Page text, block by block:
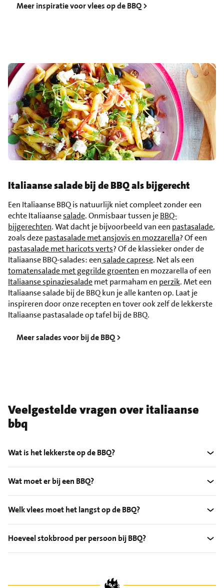
Meer inspiratie voor vlees op de BBQ >
Italiaanse salade bij de BBQ als bijgerecht
Een Italiaanse BBQ is natuurlijk niet compleet zonder een
echte Italiaansesalade. Onmisbaar tussen jeBBQ-
bijgerechten. Wat dacht je bijvoorbeeld van een pastasalade,
zoals dezepastasalade met ansjovis en mozzarella? Of een
pastasalade met haricots verts? Of de klassieker onder de
Italiaanse BBQ-salades: eensalade caprese. Net als een
tomatensalade met gegrilde groentenen mozzarella of een
Italiaanse spinaziesalademet parmaham en perzik. Met een
Italiaanse salade bij de BBQ kun je alle kanten op. Laat je
inspireren door onze recepten en tover ook zelf de lekkerste
Italiaanse pastasalade op tafel bij de BBQ.
Meer salades voor bij de BBQ >
Veelgestelde vragen over italiaanse
bbq
Wat is het lekkerste op de BBQ?
Wat moet er bij een BBQ?
Welk vlees moet het langst op de BBQ?
Hoeveel stokbrood per persoon bij BBQ?